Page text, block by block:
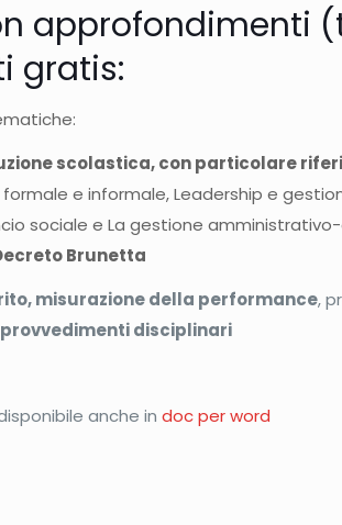
approfondimenti
gratis:
scolastica, con particolare
e informale, Leadership e
sociale e La gestione
Brunetta
misurazione della performance,
provvedimenti disciplinari
anche indoc per word